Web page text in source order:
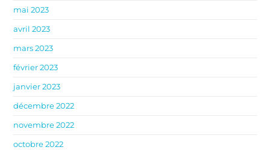
mai 2023
avril 2023
mars 2023
février 2023
janvier 2023
décembre 2022
novembre 2022
octobre 2022